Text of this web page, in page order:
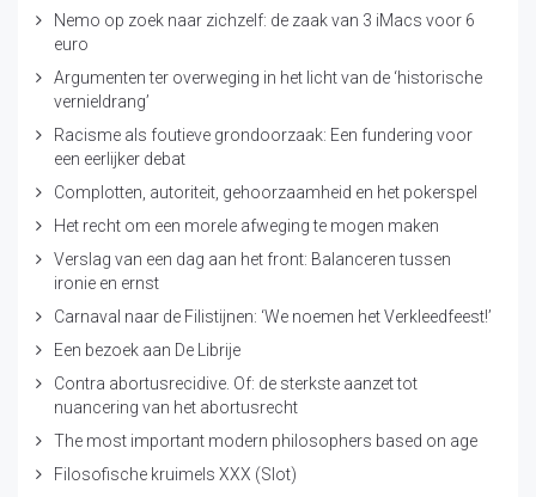
Nemo op zoek naar zichzelf: de zaak van 3 iMacs voor 6
euro
Argumenten ter overweging in het licht van de ‘historische
vernieldrang’
Racisme als foutieve grondoorzaak: Een fundering voor
een eerlijker debat
Complotten, autoriteit, gehoorzaamheid en het pokerspel
Het recht om een morele afweging te mogen maken
Verslag van een dag aan het front: Balanceren tussen
ironie en ernst
Carnaval naar de Filistijnen: ‘We noemen het Verkleedfeest!’
Een bezoek aan De Librije
Contra abortusrecidive. Of: de sterkste aanzet tot
nuancering van het abortusrecht
The most important modern philosophers based on age
Filosofische kruimels XXX (Slot)